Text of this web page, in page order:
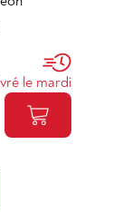
le mardi